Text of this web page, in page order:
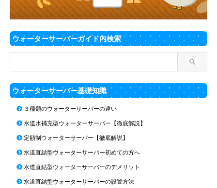
ウォーターサーバーガイド内検索
ウォーターサーバー基礎知識
３種類のウォーターサーバーの違い
水道水補充型ウォーターサーバー【徹底解説】
定額制ウォーターサーバー【徹底解説】
水道直結型ウォーターサーバー初めての方へ
水道直結型ウォーターサーバーのデメリット
水道直結型ウォーターサーバーの設置方法